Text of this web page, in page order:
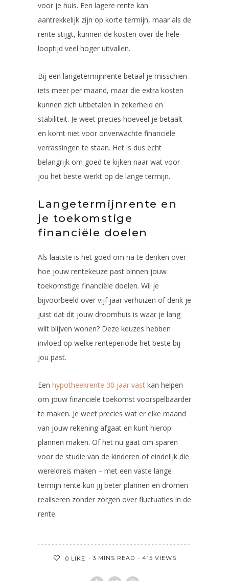
voor je huis. Een lagere rente kan
aantrekkelijk zijn op korte termijn, maar als de
rente stijgt, kunnen de kosten over de hele
looptijd veel hoger uitvallen.
Bij een langetermijnrente betaal je misschien
iets meer per maand, maar die extra kosten
kunnen zich uitbetalen in zekerheid en
stabiliteit. Je weet precies hoeveel je betaalt
en komt niet voor onverwachte financiële
verrassingen te staan. Het is dus echt
belangrijk om goed te kijken naar wat voor
jou het beste werkt op de lange termijn.
Langetermijnrente en
je toekomstige
financiële doelen
Als laatste is het goed om na te denken over
hoe jouw rentekeuze past binnen jouw
toekomstige financiële doelen. Wil je
bijvoorbeeld over vijf jaar verhuizen of denk je
juist dat dit jouw droomhuis is waar je lang
wilt blijven wonen? Deze keuzes hebben
invloed op welke renteperiode het beste bij
jou past.
Een hypotheekrente 30 jaar vast kan helpen
om jouw financiële toekomst voorspelbaarder
te maken. Je weet precies wat er elke maand
van jouw rekening afgaat en kunt hierop
plannen maken. Of het nu gaat om sparen
voor de studie van de kinderen of eindelijk die
wereldreis maken – met een vaste lange
termijn rente kun jij beter plannen en dromen
realiseren zonder zorgen over fluctuaties in de
rente.
0 LIKE 3 MINS READ 415 VIEWS